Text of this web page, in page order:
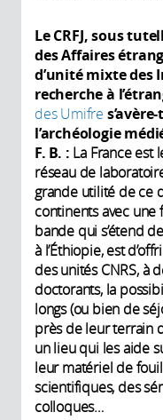
Le CRFJ,sous
des Affaires
d’unité mixte des
recherche à
des Umifre
l’archéologie
F. B. : La France est
réseau de
grande utilité de ce
continents avec
bande qui s’étend
à l’Éthiopie, est
des unités CNRS, à
doctorants, la
longs (ou bien de
près de leur terrain
un lieu qui les aide
leur matériel de
scientifiques, des
colloques…